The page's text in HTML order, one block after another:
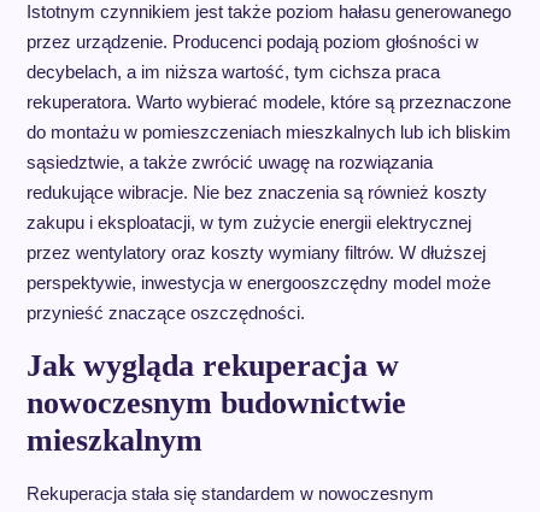
Istotnym czynnikiem jest także poziom hałasu generowanego
przez urządzenie. Producenci podają poziom głośności w
decybelach, a im niższa wartość, tym cichsza praca
rekuperatora. Warto wybierać modele, które są przeznaczone
do montażu w pomieszczeniach mieszkalnych lub ich bliskim
sąsiedztwie, a także zwrócić uwagę na rozwiązania
redukujące wibracje. Nie bez znaczenia są również koszty
zakupu i eksploatacji, w tym zużycie energii elektrycznej
przez wentylatory oraz koszty wymiany filtrów. W dłuższej
perspektywie, inwestycja w energooszczędny model może
przynieść znaczące oszczędności.
Jak wygląda rekuperacja w
nowoczesnym budownictwie
mieszkalnym
Rekuperacja stała się standardem w nowoczesnym